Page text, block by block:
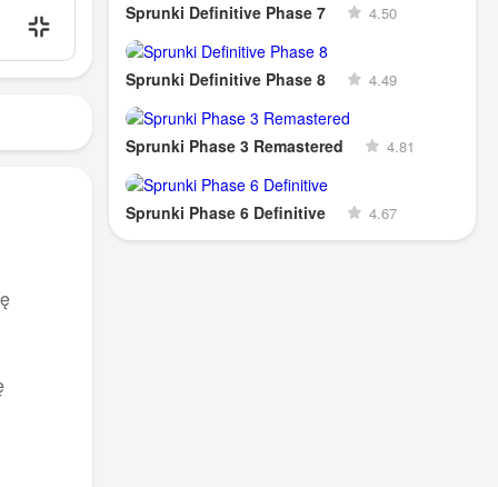
Sprunki Definitive Phase 7 4.50
Sprunki Definitive Phase 8 4.49
Sprunki Phase 3 Remastered 4.81
Sprunki Phase 6 Definitive 4.67